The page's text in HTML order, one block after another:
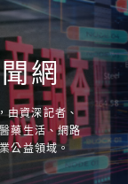
網
由資深記者、
藥生活、網路
公益領域。